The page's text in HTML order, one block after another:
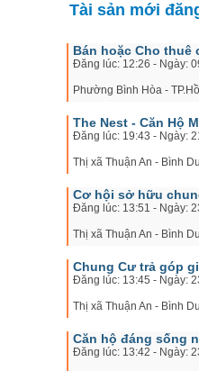
Tài sản mới
Bán hoặc Cho thuê
Đăng lúc: 12:26 - Ngày:
Phường Bình Hòa -
The Nest - Căn Hộ
Đăng lúc: 19:43 - Ngày:
Thị xã Thuận An - Bình
Cơ hội sở hữu
Đăng lúc: 13:51 - Ngày:
Thị xã Thuận An - Bình
Chung Cư trả góp
Đăng lúc: 13:45 - Ngày:
Thị xã Thuận An - Bình
Căn hộ đáng sống
Đăng lúc: 13:42 - Ngày: